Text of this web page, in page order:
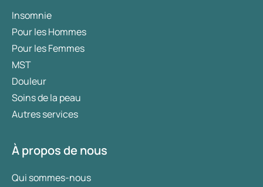
Insomnie
Pour les Hommes
Pour les Femmes
MST
Douleur
Soins de la peau
Autres services
À propos de nous
Qui sommes-nous